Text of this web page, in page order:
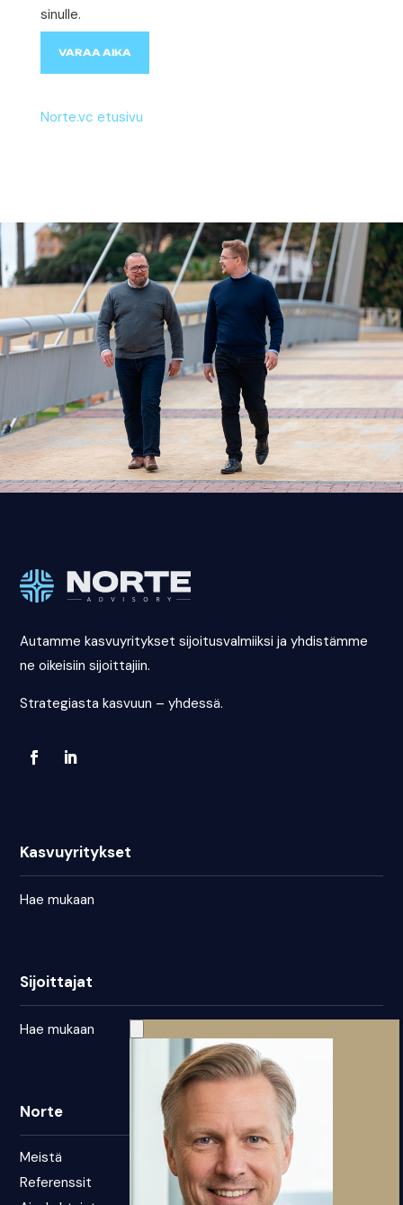
sinulle.
VARAA AIKA
Norte.vc etusivu
Autamme kasvuyritykset sijoitusvalmiiksi ja yhdistämme
ne oikeisiin sijoittajiin.
Strategiasta kasvuun – yhdessä.
Kasvuyritykset
Hae mukaan
Sijoittajat
Hae mukaan
Norte
Meistä
Referenssit